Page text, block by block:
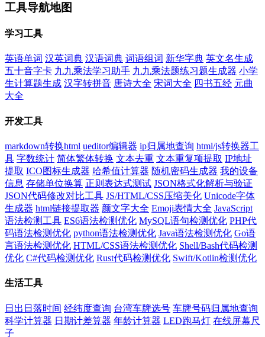
工具导航地图
学习工具
英语单词 汉英词典 汉语词典 词语组词 新华字典 英文名生成
五十音字卡 九九乘法学习助手 九九乘法题练习题生成器 小学
生计算题生成 汉字转拼音 唐诗大全 宋词大全 四书五经 元曲
大全
开发工具
markdown转换html ueditor编辑器 ip归属地查询 html/js转换器工
具 字数统计 简体繁体转换 文本去重 文本重复项提取 IP地址
提取 ICO图标生成器 哈希值计算器 随机密码生成器 我的设备
信息 存储单位换算 正则表达式测试 JSON格式化解析与验证
JSON代码修改对比工具 JS/HTML/CSS压缩美化 Unicode字体
生成器 html链接提取器 颜文字大全 Emoji表情大全 JavaScript
语法检测工具 ES6语法检测优化 MySQL语句检测优化 PHP代
码语法检测优化 python语法检测优化 Java语法检测优化 Go语
言语法检测优化 HTML/CSS语法检测优化 Shell/Bash代码检测
优化 C#代码检测优化 Rust代码检测优化 Swift/Kotlin检测优化
生活工具
日出日落时间 经纬度查询 台湾车牌选号 车牌号码归属地查询
科学计算器 日期计差算器 年龄计算器 LED跑马灯 在线屏幕尺
子